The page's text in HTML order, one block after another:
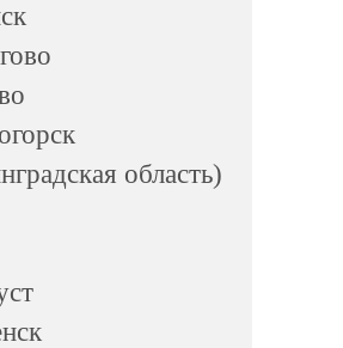
область)